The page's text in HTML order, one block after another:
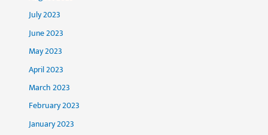
July 2023
June 2023
May 2023
April 2023
March 2023
February 2023
January 2023